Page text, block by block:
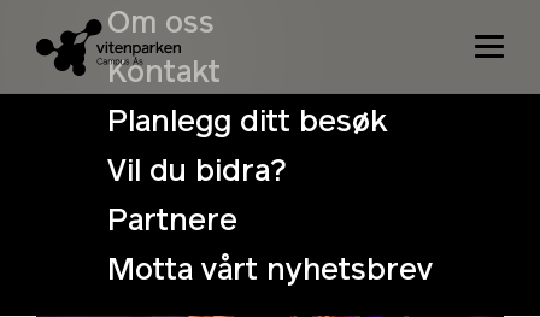
Om oss
Kontakt
Planlegg ditt besøk
Vil du bidra?
Partnere
Motta vårt nyhetsbrev
Avlyst:
Programmering
og